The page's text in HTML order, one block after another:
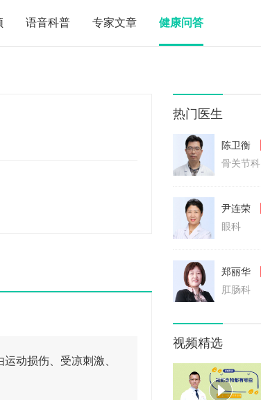
语音科普 专家文章 健康问答
动损伤、受凉刺激、
热门医生
陈卫衡
骨关节科
尹连荣
眼科
郑丽华
肛肠科
视频精选